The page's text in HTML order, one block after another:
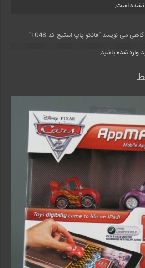
نشده است.
می نویسد “فانکو پاپ استیچ کد 1048”
وارد شده باشید.